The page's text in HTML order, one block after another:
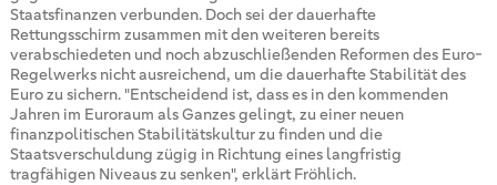
Staatsfinanzen verbunden. Doch sei der dauerhafte
Rettungsschirm zusammen mit den weiteren bereits
verabschiedeten und noch abzuschließenden Reformen des Euro-
Regelwerks nicht ausreichend, um die dauerhafte Stabilität des
Euro zu sichern. "Entscheidend ist, dass es in den kommenden
Jahren im Euroraum als Ganzes gelingt, zu einer neuen
finanzpolitischen Stabilitätskultur zu finden und die
Staatsverschuldung zügig in Richtung eines langfristig
tragfähigen Niveaus zu senken", erklärt Fröhlich.